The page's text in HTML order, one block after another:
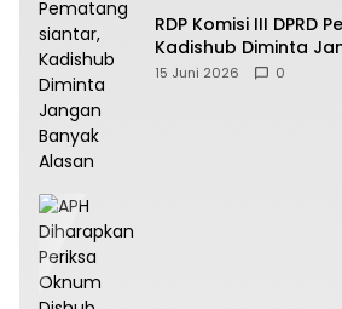
RDP Komisi III DPRD
Kadishub Diminta
Alasan
15 Juni 2026 0